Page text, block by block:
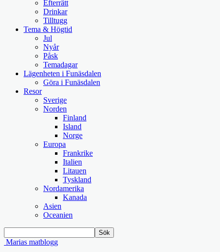
Efterrätt
Drinkar
Tilltugg
Tema & Högtid
Jul
Nyår
Påsk
Temadagar
Lägenheten i Funäsdalen
Göra i Funäsdalen
Resor
Sverige
Norden
Finland
Island
Norge
Europa
Frankrike
Italien
Litauen
Tyskland
Nordamerika
Kanada
Asien
Oceanien
Marias matblogg